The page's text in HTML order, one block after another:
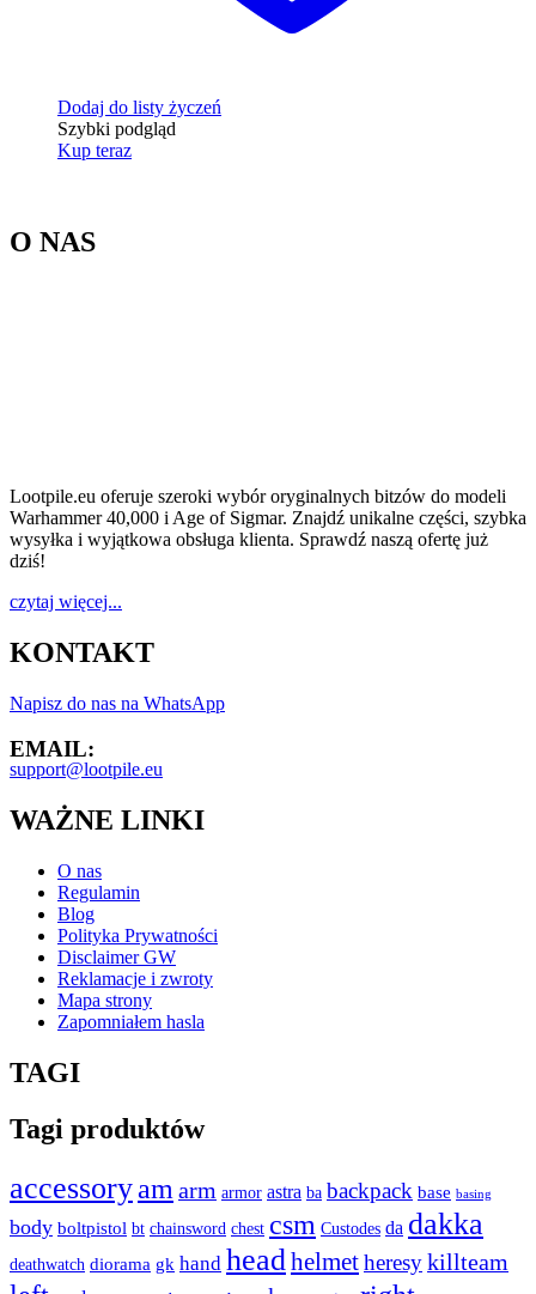
Dodaj do listy życzeń
Szybki podgląd
Kup teraz
O NAS
Lootpile.eu oferuje szeroki wybór oryginalnych bitzów do modeli
Warhammer 40,000 i Age of Sigmar. Znajdź unikalne części, szybka
wysyłka i wyjątkowa obsługa klienta. Sprawdź naszą ofertę już
dziś!
czytaj więcej...
KONTAKT
Napisz do nas na WhatsApp
EMAIL:
support@lootpile.eu
WAŻNE LINKI
O nas
Regulamin
Blog
Polityka Prywatności
Disclaimer GW
Reklamacje i zwroty
Mapa strony
Zapomniałem hasla
TAGI
Tagi produktów
accessoryam arm armor astra ba backpack base basing
body boltpistol bt chainsword chest csm Custodes da dakka
deathwatch diorama gk hand headhelmetheresykillteam